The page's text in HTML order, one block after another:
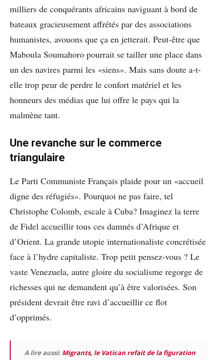
milliers de conquérants africains naviguant à bord de
bateaux gracieusement affrétés par des associations
humanistes, avouons que ça en jetterait. Peut-être que
Maboula Soumahoro pourrait se tailler une place dans
un des navires parmi les «siens». Mais sans doute a-t-
elle trop peur de perdre le confort matériel et les
honneurs des médias que lui offre le pays qui la
malmène tant.
Une revanche sur le commerce
triangulaire
Le Parti Communiste Français plaide pour un «accueil
digne des réfugiés». Pourquoi ne pas faire, tel
Christophe Colomb, escale à Cuba? Imaginez la terre
de Fidel accueillir tous ces damnés d’Afrique et
d’Orient. La grande utopie internationaliste concrétisée
face à l’hydre capitaliste. Trop petit pensez-vous ? Le
vaste Venezuela, autre gloire du socialisme regorge de
richesses qui ne demandent qu’à être valorisées. Son
président devrait être ravi d’accueillir ce flot
d’opprimés.
A lire aussi:Migrants, le Vatican refait de la figuration